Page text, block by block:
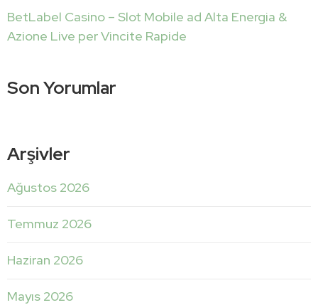
BetLabel Casino – Slot Mobile ad Alta Energia &
Azione Live per Vincite Rapide
Son Yorumlar
Arşivler
Ağustos 2026
Temmuz 2026
Haziran 2026
Mayıs 2026